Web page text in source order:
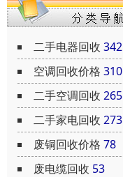
二手电器回收 342
空调回收价格 310
二手空调回收 265
二手家电回收 273
废铜回收价格 78
废电缆回收 53